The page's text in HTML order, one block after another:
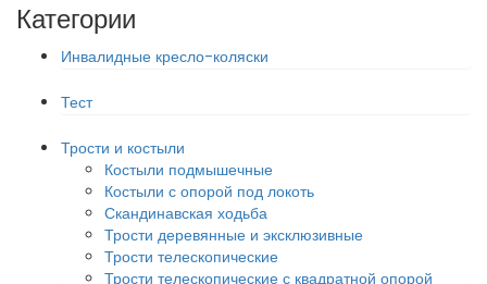
Категории
Инвалидные кресло-коляски
Тест
Трости и костыли
Костыли подмышечные
Костыли с опорой под локоть
Скандинавская ходьба
Трости деревянные и эксклюзивные
Трости телескопические
Трости телескопические с квадратной опорой